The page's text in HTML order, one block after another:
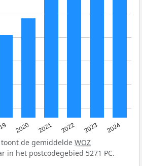
2020 2021 2022 2023 2024
de gemiddelde WOZ
in het postcodegebied 5271 PC.